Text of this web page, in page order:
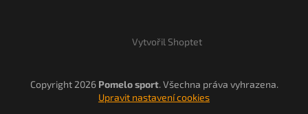
Vytvořil Shoptet
Copyright 2026 Pomelo sport. Všechna práva vyhrazena.
Upravit nastavení cookies